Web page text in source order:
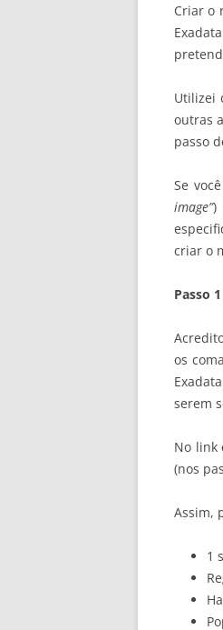
Criar o
Utilizei
outras
passo
Se
image”)
criar o
Passo 1
os
serem
No link
(nos
Assim,
1